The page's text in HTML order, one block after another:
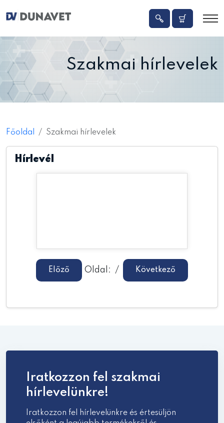
Szakmai hírlevelek
Főoldal Szakmai hírlevelek
Hírlevél
Előző Oldal: / Következő
Iratkozzon fel szakmai
hírlevelünkre!
Iratkozzon fel hírlevelünkre és értesüljön